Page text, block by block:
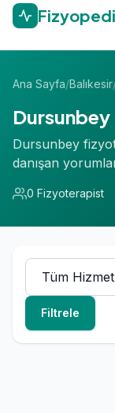
Ana Sayfa/Balıkesir
Dursunbey
danışan
0 Fizyoterapist
Filtrele